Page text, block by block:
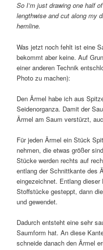
So I’m just drawing one half
lengthwise and cut along my
hemline.
Was jetzt noch fehlt ist eine
bekommt aber keine. Auf
einer anderen Technik
Photo zu machen):
Den Ärmel habe ich aus
Seidenorganza. Damit der
Ärmel am Saum verstürzt,
Für jeden Ärmel ein Stück
nehmen, die etwas größer
Stücke werden rechts auf
entlang der Schnittkante des
eingezeichnet. Entlang
Stoffstücke gesteppt, dann
und gewendet.
Dadurch entsteht eine sehr
Saumform hat. An diese
schneide danach den Ärmel